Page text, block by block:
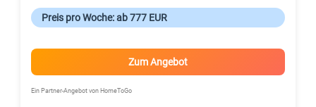
Preis pro Woche: ab 777 EUR
Zum Angebot
Ein Partner-Angebot von HomeToGo